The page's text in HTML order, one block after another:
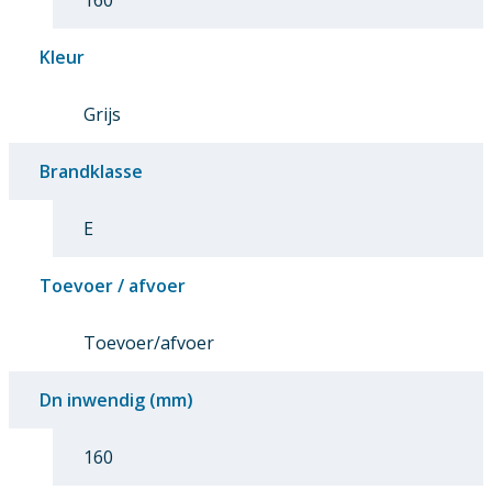
Kleur
Grijs
Brandklasse
E
Toevoer / afvoer
Toevoer/afvoer
Dn inwendig (mm)
160